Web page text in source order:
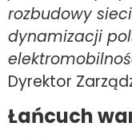
rozbudowy
dynamizacji
Dyrektor
Łańcuch